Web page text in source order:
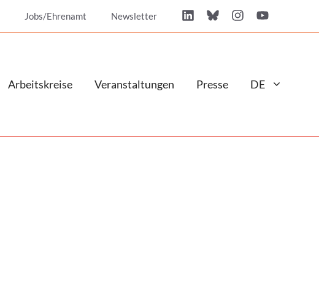
Jobs/Ehrenamt Newsletter
Arbeitskreise Veranstaltungen Presse DE